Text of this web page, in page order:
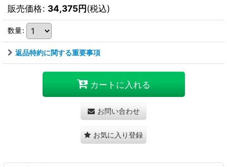
販売価格: 34,375円(税込)
数量:
返品特約に関する重要事項
カートに入れる
お問い合わせ
お気に入り登録